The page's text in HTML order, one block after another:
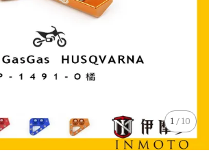
1/10